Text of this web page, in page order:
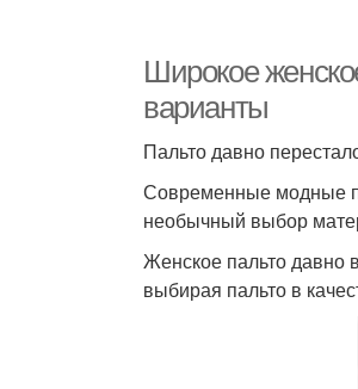
Широкое
варианты
Пальто давно
Современные модные
необычный выбор
Женское пальто давно
выбирая пальто в